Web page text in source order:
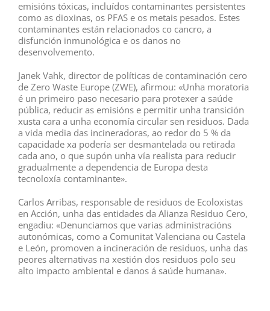
emisións tóxicas, incluídos contaminantes persistentes
como as dioxinas, os PFAS e os metais pesados. Estes
contaminantes están relacionados co cancro, a
disfunción inmunológica e os danos no
desenvolvemento.
Janek Vahk, director de políticas de contaminación cero
de Zero Waste Europe (ZWE), afirmou: «Unha moratoria
é un primeiro paso necesario para protexer a saúde
pública, reducir as emisións e permitir unha transición
xusta cara a unha economía circular sen residuos. Dada
a vida media das incineradoras, ao redor do 5 % da
capacidade xa podería ser desmantelada ou retirada
cada ano, o que supón unha vía realista para reducir
gradualmente a dependencia de Europa desta
tecnoloxía contaminante».
Carlos Arribas, responsable de residuos de Ecoloxistas
en Acción, unha das entidades da Alianza Residuo Cero,
engadiu: «Denunciamos que varias administracións
autonómicas, como a Comunitat Valenciana ou Castela
e León, promoven a incineración de residuos, unha das
peores alternativas na xestión dos residuos polo seu
alto impacto ambiental e danos á saúde humana».